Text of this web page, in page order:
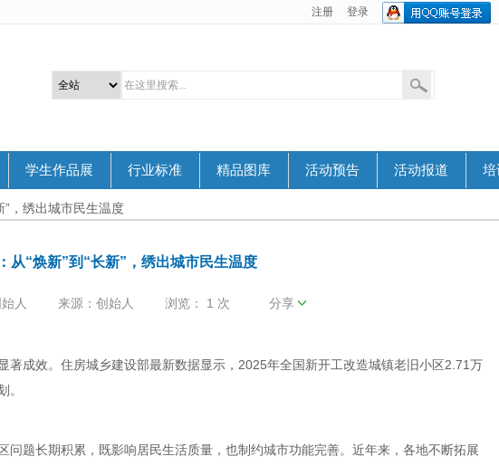
登录
注册
学生作品展 行业标准 精品图库 活动预告 活动报道 培
”，绣出城市民生温度
从“焕新”到“长新”，绣出城市民生温度
人 来源：创始人 浏览： 1 次 分享
著成效。住房城乡建设部最新数据显示，2025年全国新开工改造城镇老旧小区2.71万
。
题长期积累，既影响居民生活质量，也制约城市功能完善。近年来，各地不断拓展